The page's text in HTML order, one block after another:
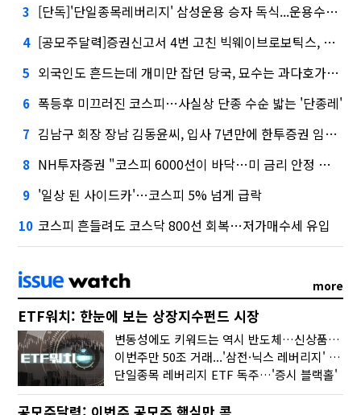
3 [단독]'단일종목레버리지' 삼성운용 승자 독식...운용수익 미래에셋의 6배
4 [공모주달력]증권신고서 4번 고친 빅웨이브로보틱스, 수요예측
5 외국인도 흔드는데 개미만 잡던 당국, 묘수는 과다호가부담금?
6 폭등후 미끄러진 코스피…사실상 단종 수순 밟는 '단종레'
7 김남구 회장 장남 김동윤씨, 입사 7년만에 한투증권 임원 승진
8 NH투자증권 "코스피 6000선이 바닥…미 금리 안정 후 추가 회복"
9 '일상 된 사이드카'…코스피 5% 넘게 급락
10 코스피 흔들려도 코스닥 800선 회복…저가매수세 유입
more
ETF워치: 한눈에 보는 상장지수펀드 시장
변동성에도 키워드는 역시 반도체…신상품은 우주·방산
이번주만 50조 거래...'삼전·닉스 레버리지' 수익률은 -30%
단일종목 레버리지 ETF 독주…'증시 블랙홀'